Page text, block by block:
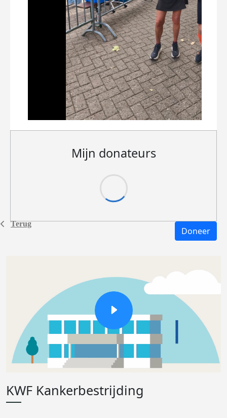
Terug
Mijn donateurs
Doneer
KWF Kankerbestrijding